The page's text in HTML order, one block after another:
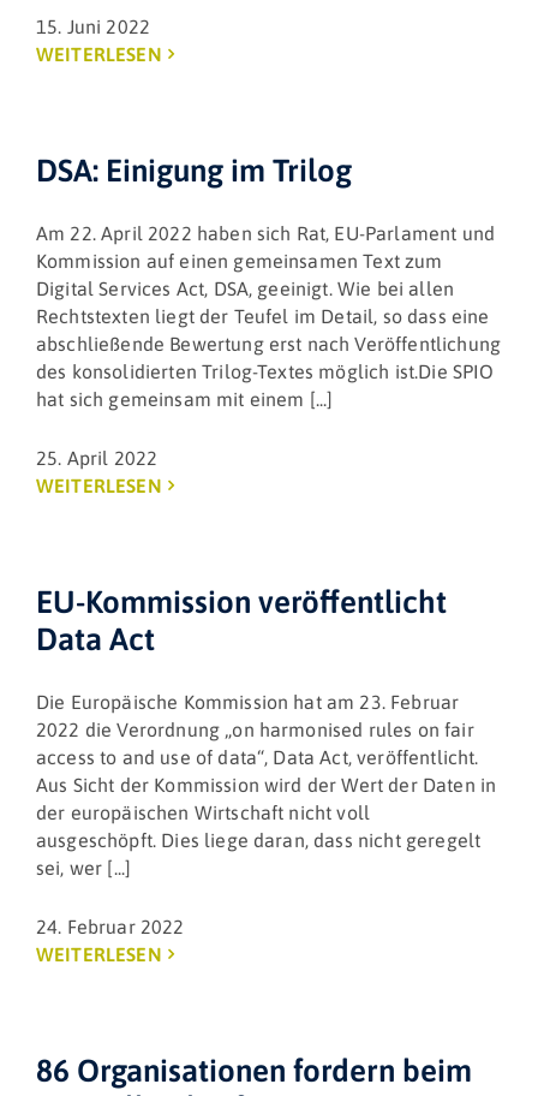
15. Juni 2022
WEITERLESEN
DSA: Einigung im Trilog
Am 22. April 2022 haben sich Rat, EU-Parlament und
Kommission auf einen gemeinsamen Text zum
Digital Services Act, DSA, geeinigt. Wie bei allen
Rechtstexten liegt der Teufel im Detail, so dass eine
abschließende Bewertung erst nach Veröffentlichung
des konsolidierten Trilog-Textes möglich ist.Die SPIO
hat sich gemeinsam mit einem [...]
25. April 2022
WEITERLESEN
EU-Kommission veröffentlicht
Data Act
Die Europäische Kommission hat am 23. Februar
2022 die Verordnung „on harmonised rules on fair
access to and use of data“, Data Act, veröffentlicht.
Aus Sicht der Kommission wird der Wert der Daten in
der europäischen Wirtschaft nicht voll
ausgeschöpft. Dies liege daran, dass nicht geregelt
sei, wer [...]
24. Februar 2022
WEITERLESEN
86 Organisationen fordern beim